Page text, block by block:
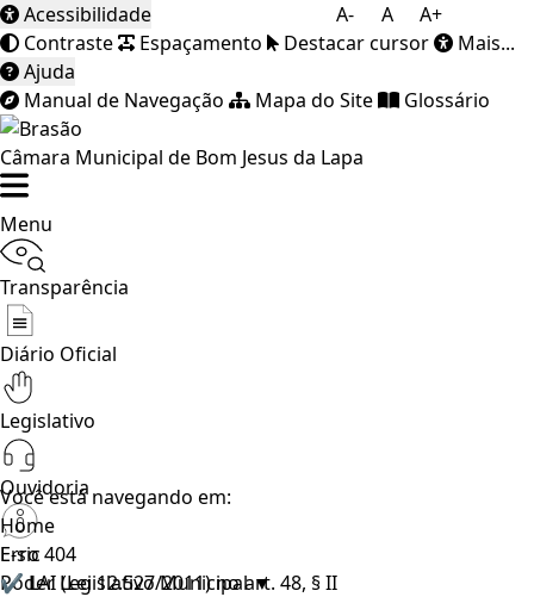
A- A A+
Acessibilidade
Contraste
Espaçamento Destacar cursor
Mais...
Ajuda
Manual de Navegação
Mapa do Site Glossário
Câmara Municipal de Bom Jesus da Lapa
Menu
Transparência
Diário Oficial
Legislativo
Ouvidoria
E-sic
Poder Legislativo Municipal▼
Você está navegando em:
Home
Erro 404
✔ LAI (Lei 12.527/2011) no art. 48, § II